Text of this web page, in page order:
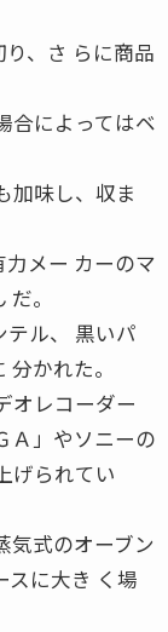
、さ らに商品
合によってはベ
加味し、収ま
メー カーのマ
。
テル、 黒いパ
かれた。
オレコーダー
Ａ」やソニーの
げられてい
気式のオーブン
スに大き く場